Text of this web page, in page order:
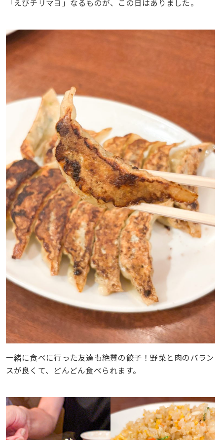
「えびチリマヨ」なるものが、この日はありました。
一緒に食べに行った友達も絶賛の餃子！野菜と肉のバラン
スが良くて、どんどん食べられます。